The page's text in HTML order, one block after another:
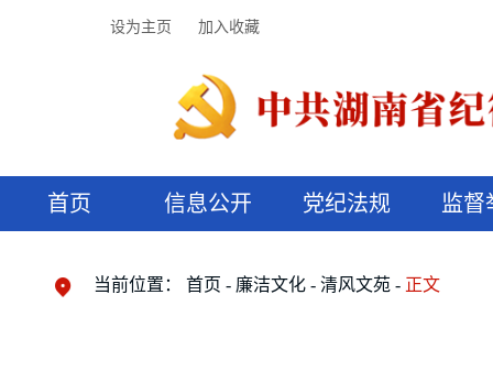
设为主页 加入收藏
首页 信息公开 党纪法规 监督
当前位置： 首页 廉洁文化 清风文苑 正文